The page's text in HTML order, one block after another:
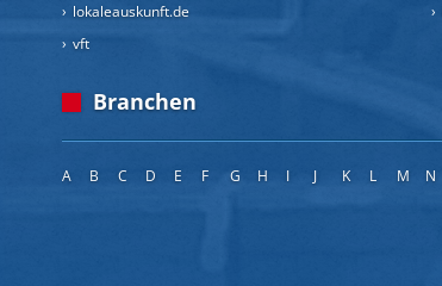
lokaleauskunft.de
vft
Branchen
A B C D E F G H I J K L M N